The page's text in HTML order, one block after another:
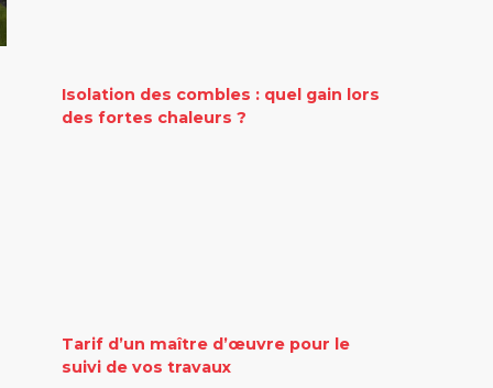
Isolation des combles : quel gain lors
des fortes chaleurs ?
Tarif d’un maître d’œuvre pour le
suivi de vos travaux